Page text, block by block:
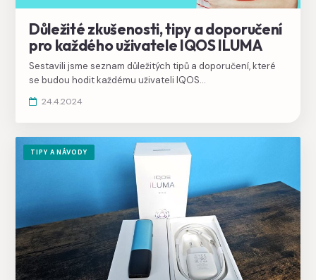
Důležité zkušenosti, tipy a doporučení
pro každého uživatele IQOS ILUMA
Sestavili jsme seznam důležitých tipů a doporučení, které
se budou hodit každému uživateli IQOS
24.4.2024
TIPY A NÁVODY